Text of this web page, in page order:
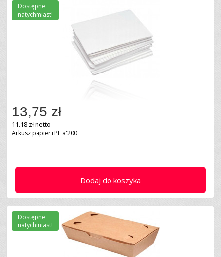
Dodaj do koszyka
13,75 zł
11.18 zł netto
Arkusz papier+PE a'200
Dostępne
natychmiast!
Dostępne
natychmiast!